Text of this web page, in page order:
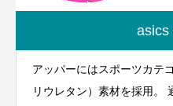
asics
アッパーにはスポーツカテ
リウレタン）素材を採用。